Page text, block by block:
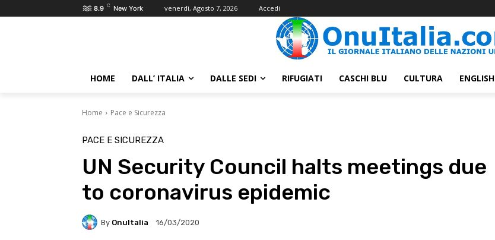
8.9 C New York venerdì, Agosto 7, 2026 Accedi
HOME DALL’ ITALIA DALLE SEDI RIFUGIATI CASCHI BLU CULTURA ENGLISH
Home Pace e Sicurezza
PACE E SICUREZZA
UN Security Council halts meetings due
to coronavirus epidemic
By OnuItalia 16/03/2020